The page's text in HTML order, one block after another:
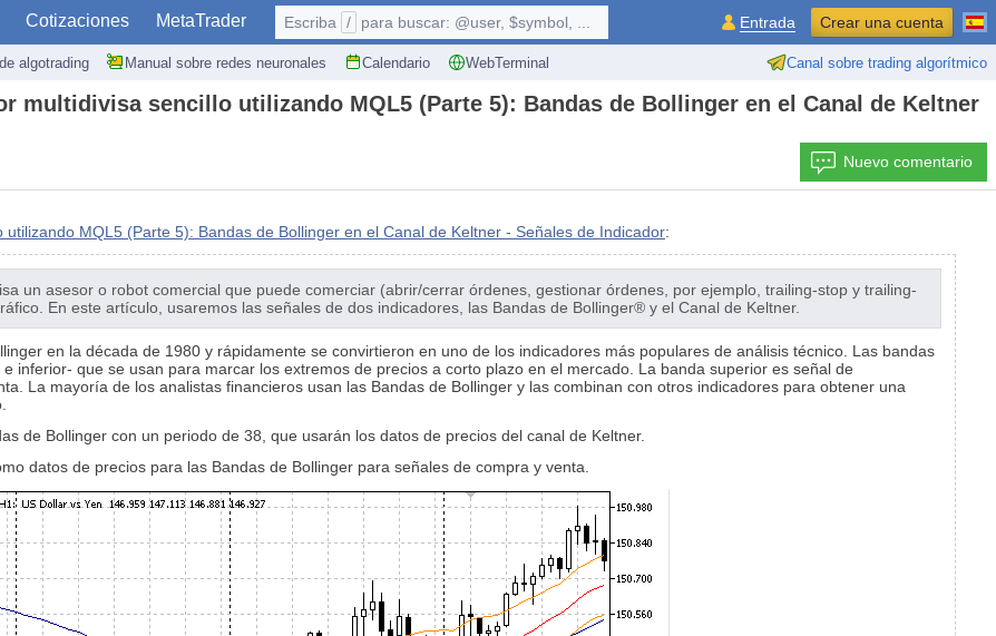
Cotizaciones MetaTrader
algotrading Manual sobre redes neuronales Calendario WebTerminal Canal sobre trading algorítmico
Escriba / para buscar: @user, $symbol, ... Entrada Crear una cuenta
multidivisa sencillo utilizando MQL5 (Parte 5): Bandas de Bollinger en el Canal de Keltner
Nuevo comentario
MQL5 (Parte 5): Bandas de Bollinger en el Canal de Keltner - Señales de Indicador:
un asesor o robot comercial que puede comerciar (abrir/cerrar órdenes, gestionar órdenes, por ejemplo, trailing-stop y trailing-
En este artículo, usaremos las señales de dos indicadores, las Bandas de Bollinger® y el Canal de Keltner.
en la década de 1980 y rápidamente se convirtieron en uno de los indicadores más populares de análisis técnico. Las bandas
inferior- que se usan para marcar los extremos de precios a corto plazo en el mercado. La banda superior es señal de
La mayoría de los analistas financieros usan las Bandas de Bollinger y las combinan con otros indicadores para obtener una
de Bollinger con un periodo de 38, que usarán los datos de precios del canal de Keltner.
datos de precios para las Bandas de Bollinger para señales de compra y venta.